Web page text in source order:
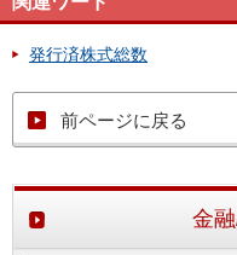
発行済株式総数
前ページに戻る
金